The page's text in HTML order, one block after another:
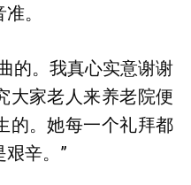
。
的。我真心实意谢谢
大家老人来养老院便
的。她每一个礼拜都
辛。”